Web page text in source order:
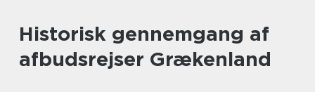
Historisk gennemgang af
afbudsrejser Grækenland